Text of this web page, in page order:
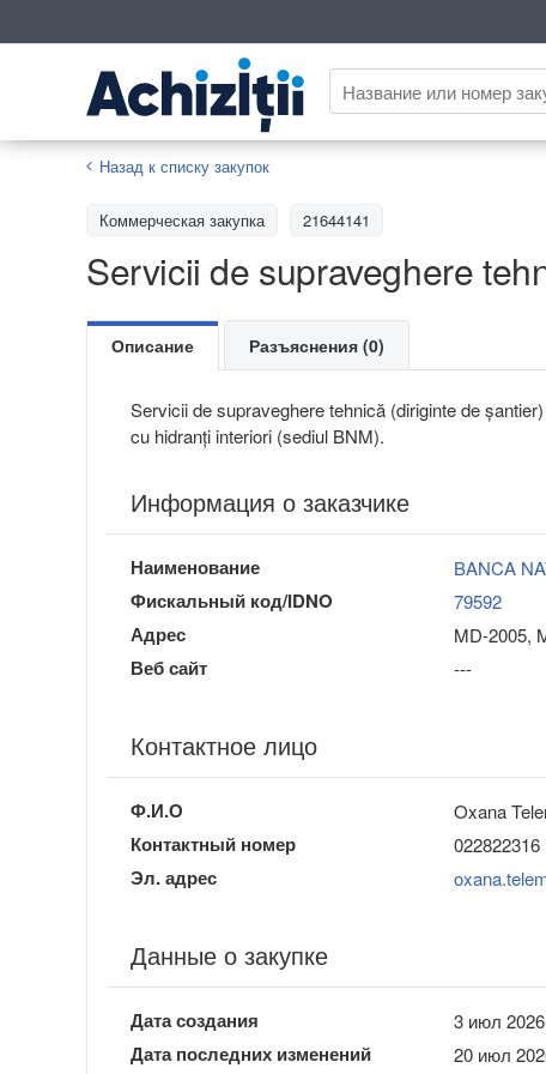
Назад к списку закупок
Коммерческая закупка 21644141
Servicii de supraveghere
Описание Разъяснения (0)
Servicii de supraveghere tehnică (diriginte de
cu hidranți interiori (sediul BNM).
Информация о заказчике
Наименование BANCA
Фискальный код/IDNO 79592
Адрес MD-2005,
Веб сайт ---
Контактное лицо
Ф.И.О Oxana
Контактный номер 022822316
Эл. адрес
Данные о закупке
Дата создания 3 июл
Дата последних изменений 20 июл